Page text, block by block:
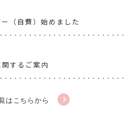
（自費）始めました
するご案内
はこちらから